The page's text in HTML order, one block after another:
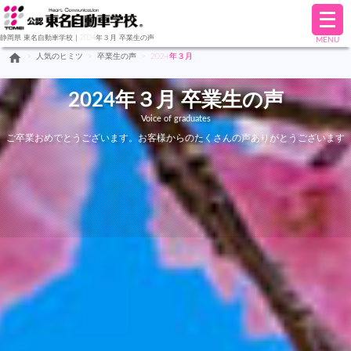
静岡県-東名自動車学校｜2024年３月 卒業生の声
メ
ニ
ュ
を
開
く
MENU
home 人気のヒミツ 卒業生の声 2024年３月
2024年３月 卒業生の声
Voice of graduates
ご卒業おめでとうございます。お客様からのたくさんの声ありがとうございます